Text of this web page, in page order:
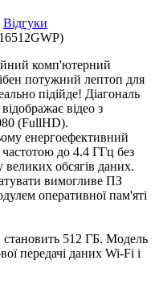
Відгуки
комп'ютерний
потужний лептоп для
підійде! Діагональ
відео з
(FullHD).
енергоефективний
до 4.4 ГГц без
обсягів даних.
вимогливе ПЗ
оперативної пам'яті
становить 512 ГБ. Модель
передачі даних Wi-Fi і